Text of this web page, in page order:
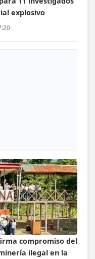
explosivo
compromiso del
ilegal en la